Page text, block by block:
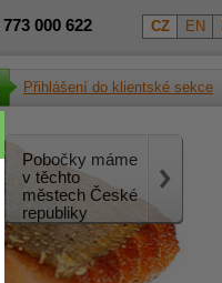
773 000 622 CZ EN
Přihlášení do klientské sekce
Pobočky máme
v těchto
městech České
republiky